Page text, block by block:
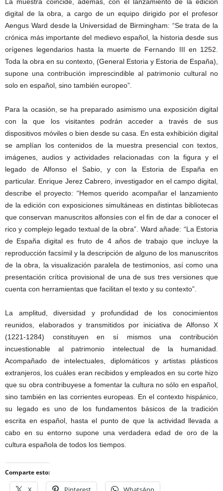
digital de la obra, a cargo de un equipo dirigido por el profesor
Aengus Ward desde la Universidad de Birmingham: “Se trata de la
crónica más importante del medievo español, la historia desde sus
orígenes legendarios hasta la muerte de Fernando III en 1252.
Toda la obra en su contexto, (General Estoria y Estoria de España),
supone una contribución imprescindible al patrimonio cultural no
solo en español, sino también europeo”.
Para la ocasión, se ha preparado asimismo una exposición digital
con la que los visitantes podrán acceder a través de sus
dispositivos móviles o bien desde su casa. En esta exhibición digital
se amplían los contenidos de la muestra presencial con textos,
imágenes, audios y actividades relacionadas con la figura y el
legado de Alfonso el Sabio, y con la Estoria de España en
particular. Enrique Jerez Cabrero, investigador en el campo digital,
describe el proyecto: “Hemos querido acompañar el lanzamiento
de la edición con exposiciones simultáneas en distintas bibliotecas
que conservan manuscritos alfonsíes con el fin de dar a conocer el
rico y complejo legado textual de la obra”. Ward añade: “La Estoria
de España digital es fruto de 4 años de trabajo que incluye la
reproducción facsímil y la descripción de alguno de los manuscritos
de la obra, la visualización paralela de testimonios, así como una
presentación crítica provisional de una de sus tres versiones que
cuenta con herramientas que facilitan el texto y su contexto”.
La amplitud, diversidad y profundidad de los conocimientos
reunidos, elaborados y transmitidos por iniciativa de Alfonso X
(1221-1284) constituyen en sí mismos una contribución
incuestionable al patrimonio intelectual de la humanidad.
Acompañado de intelectuales, diplomáticos y artistas plásticos
extranjeros, los cuáles eran recibidos y empleados en su corte hizo
que su obra contribuyese a fomentar la cultura no sólo en español,
sino también en las corrientes europeas. En el contexto hispánico,
su legado es uno de los fundamentos básicos de la tradición
escrita en español, hasta el punto de que la actividad llevada a
cabo en su entorno supone una verdadera edad de oro de la
cultura española de todos los tiempos.
Comparte esto: